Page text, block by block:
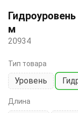
1
of
1
м
20934
Тип товара
Уровень
Длина